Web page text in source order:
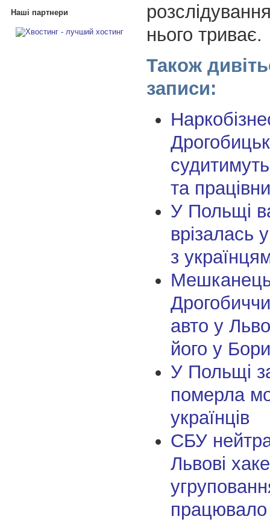
Наші партнери
нього триває.
Також
записи:
та
У Польщі
врізалась
з
авто у
його у
У Польщі
померла
українців
СБУ
Львові
працювало